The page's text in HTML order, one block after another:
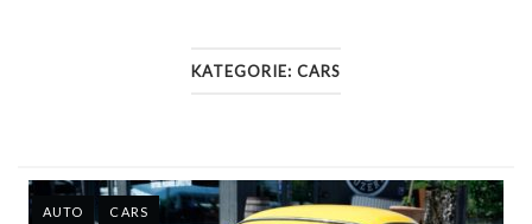
KATEGORIE: CARS
AUTO CARS